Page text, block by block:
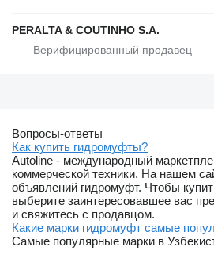
PERALTA & COUTINHO S.A.
Вопросы-ответы
Как купить гидромуфты?
Autoline - международный
коммерческой техники. На нашем
объявлений гидромуфт. Чтобы
выберите заинтересовавшее вас
и свяжитесь с продавцом.
Какие марки гидромуфт самые
Самые популярные марки в